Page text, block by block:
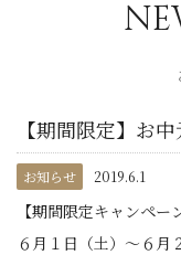
【期間限定】お
お知らせ 2019.6.1
【期間限定キャンペー
６月１日（土）～６月